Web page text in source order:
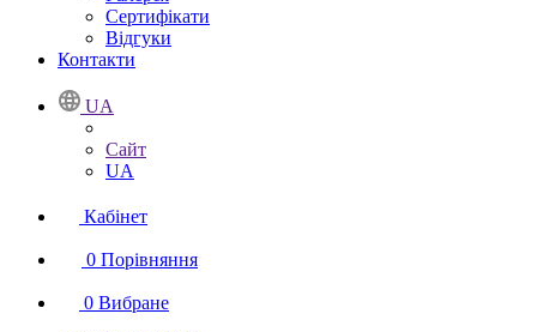
Сертифікати
Відгуки
Контакти
UA
Сайт
UA
Кабінет
0 Порівняння
0 Вибране